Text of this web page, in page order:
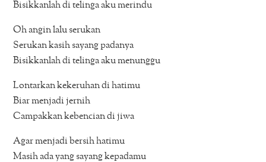
Bisikkanlah di telinga aku merindu
Oh angin lalu serukan
Serukan kasih sayang padanya
Bisikkanlah di telinga aku menunggu
Lontarkan kekeruhan di hatimu
Biar menjadi jernih
Campakkan kebencian di jiwa
Agar menjadi bersih hatimu
Masih ada yang sayang kepadamu